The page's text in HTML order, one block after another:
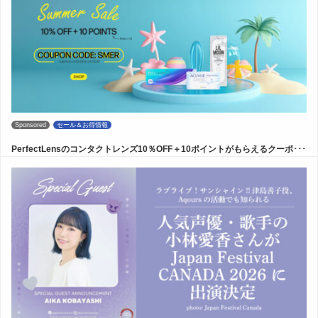
Sponsored セール＆お得情報
PerfectLensのコンタクトレンズ10％OFF＋10ポイントがもらえるクーポ･･･